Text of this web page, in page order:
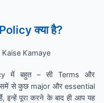
क्या है?
में बहुत – सी Terms और
से कुछ major और essential
इन्हें पूरा करने के बाद ही आप यह